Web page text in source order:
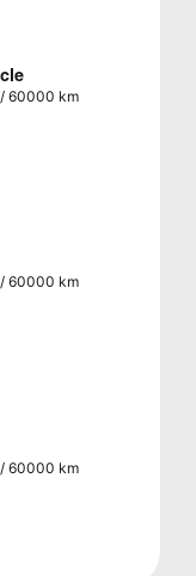
60000 km
60000 km
60000 km